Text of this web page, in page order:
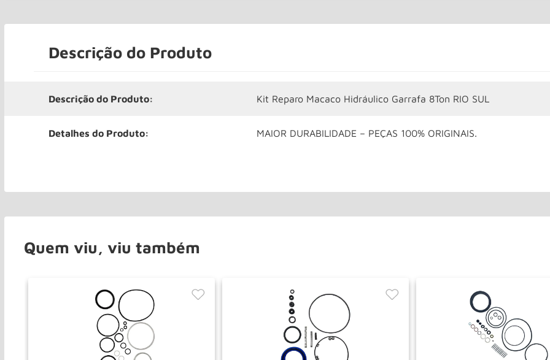
Descrição do Produto
Descrição do Produto: Kit Reparo Macaco Hidráulico Garrafa 8Ton RIO SUL
Detalhes do Produto: MAIOR DURABILIDADE – PEÇAS 100% ORIGINAIS.
Quem viu, viu também